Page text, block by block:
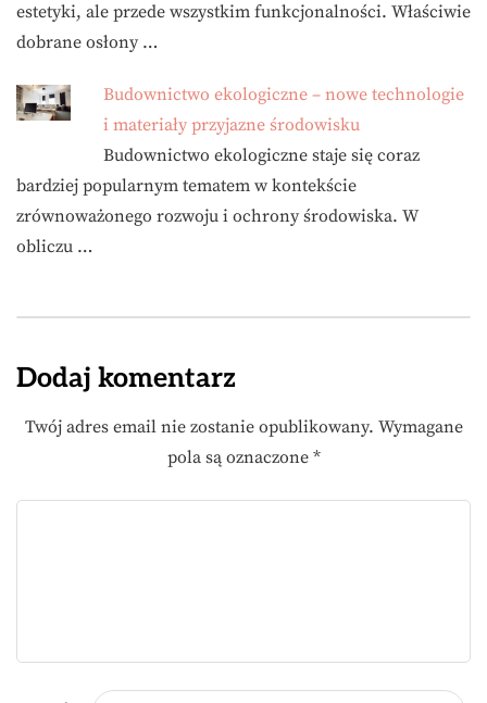
estetyki, ale przede wszystkim funkcjonalności. Właściwie
dobrane osłony …
Budownictwo ekologiczne – nowe technologie
i materiały przyjazne środowisku
Budownictwo ekologiczne staje się coraz
bardziej popularnym tematem w kontekście
zrównoważonego rozwoju i ochrony środowiska. W
obliczu …
Dodaj komentarz
Twój adres email nie zostanie opublikowany. Wymagane
pola są oznaczone *